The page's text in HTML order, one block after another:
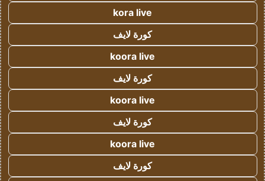
kora live
كورة لايف
koora live
كورة لايف
koora live
كورة لايف
koora live
كورة لايف